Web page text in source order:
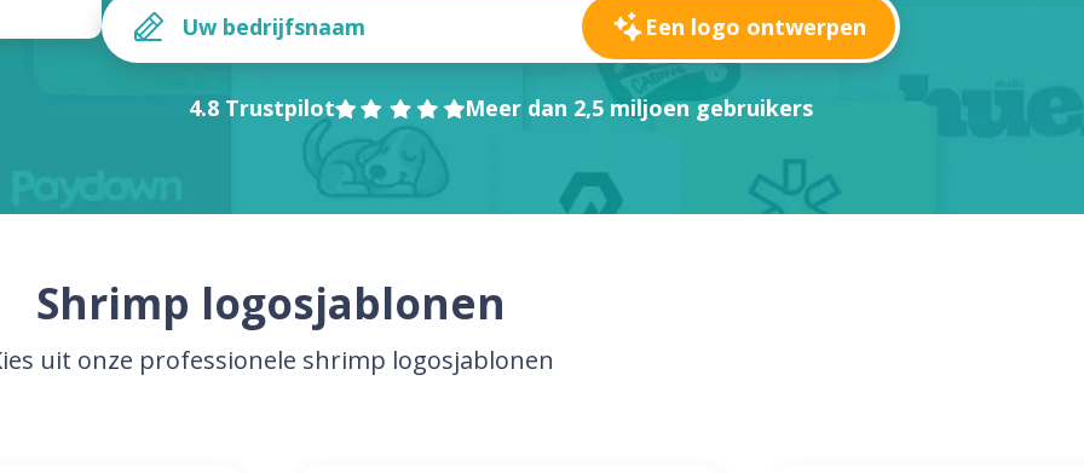
Een logo ontwerpen
4.8 Trustpilot Meer dan 2,5 miljoen gebruikers
Shrimp logosjablonen
uit onze professionele shrimp logosjablonen